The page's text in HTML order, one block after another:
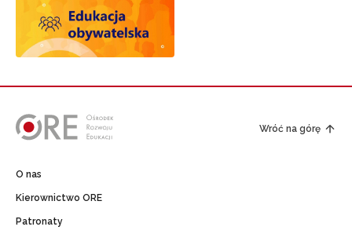
Wróć na górę
O nas
Kierownictwo ORE
Patronaty